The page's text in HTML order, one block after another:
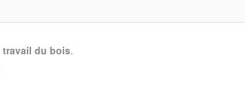
travail du bois.